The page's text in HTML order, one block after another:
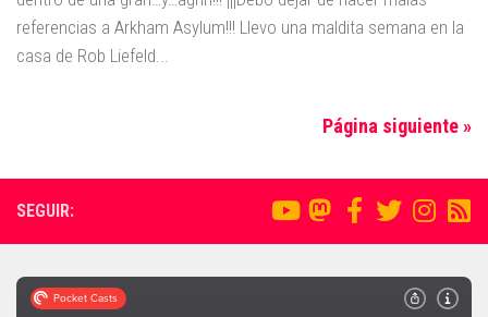
referencias a Arkham Asylum!!! Llevo una maldita semana en la
casa de Rob Liefeld...
Página siguiente »
SEGUIR: